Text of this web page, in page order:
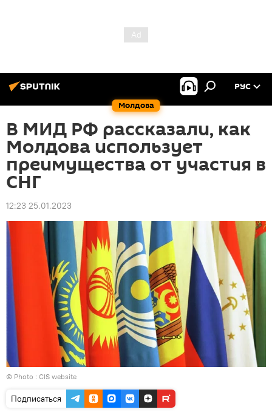
Молдова
РУС
В МИД РФ рассказали, как
Молдова использует
преимущества от участия в
СНГ
12:23 25.01.2023
© Photo : CIS website
Подписаться